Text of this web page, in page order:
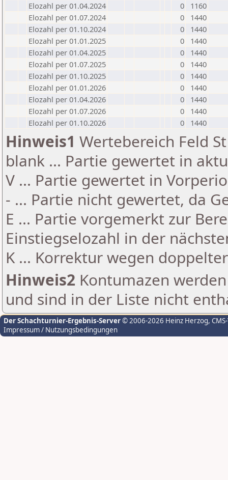
Elozahl per 01.04.2024
0
1160
Elozahl per 01.07.2024
0
1440
Elozahl per 01.10.2024
0
1440
Elozahl per 01.01.2025
0
1440
Elozahl per 01.04.2025
0
1440
Elozahl per 01.07.2025
0
1440
Elozahl per 01.10.2025
0
1440
Elozahl per 01.01.2026
0
1440
Elozahl per 01.04.2026
0
1440
Elozahl per 01.07.2026
0
1440
Elozahl per 01.10.2026
0 1440
Hinweis1 Wertebereich Feld
blank ... Partie gewertet in
V ... Partie gewertet in
- ... Partie nicht gewertet, da
E ... Partie vorgemerkt zur
Einstiegselozahl in der
K ... Korrektur wegen
Hinweis2 Kontumazen
und sind in der Liste nicht
Der Schachturnier-Ergebnis-Server© 2006-2026 Heinz Herzog,
Impressum / Nutzungsbedingungen